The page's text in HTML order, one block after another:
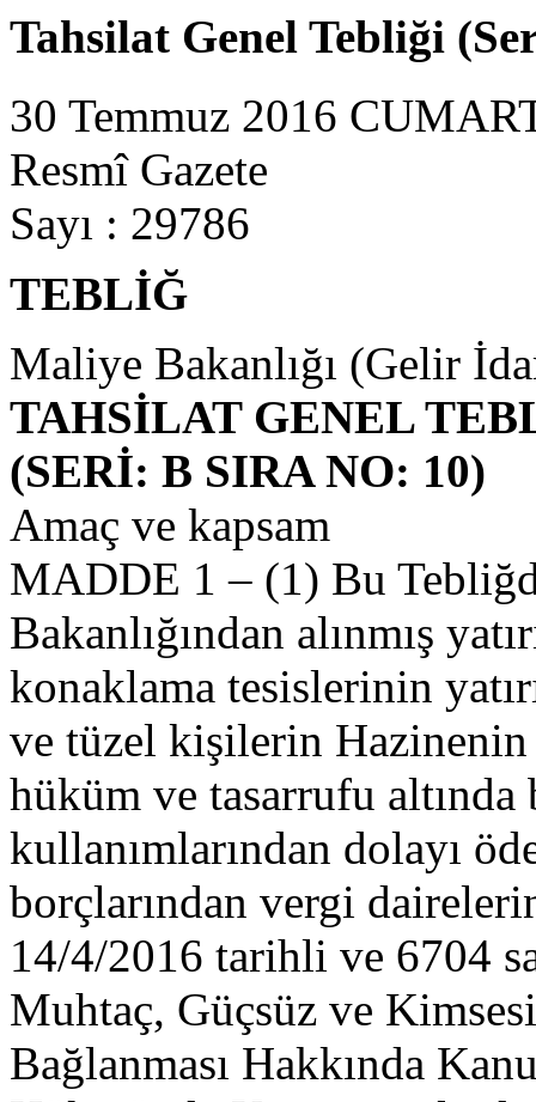
Tahsilat Genel Tebliği
30 Temmuz 2016
Resmî Gazete
Sayı : 29786
TEBLİĞ
Maliye Bakanlığı (Gelir
TAHSİLAT GENEL
(SERİ: B SIRA NO: 10)
Amaç ve kapsam
MADDE 1 – (1) Bu
Bakanlığından alınmış
konaklama tesislerinin
ve tüzel kişilerin
hüküm ve tasarrufu altında
kullanımlarından dolayı
borçlarından vergi
14/4/2016 tarihli ve 6704
Muhtaç, Güçsüz ve
Bağlanması Hakkında